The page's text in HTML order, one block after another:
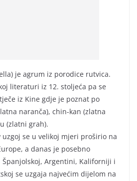
je agrum iz porodice rutvica.
literaturi iz 12. stoljeća pa se
iz Kine gdje je poznat po
naranča), chin-kan (zlatna
(zlatni grah).
uzgoj se u velikoj mjeri proširio na
a danas je posebno
Argentini, Kaliforniji i
se uzgaja najvećim dijelom na